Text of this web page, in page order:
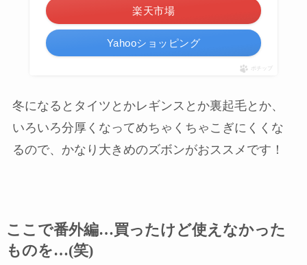
楽天市場
Yahooショッピング
ポチップ
冬になるとタイツとかレギンスとか裏起毛とか、
いろいろ分厚くなってめちゃくちゃこぎにくくな
るので、かなり大きめのズボンがおススメです！
ここで番外編…買ったけど使えなかった
ものを…(笑)